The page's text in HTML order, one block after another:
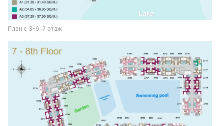
План с 3-6-й этаж